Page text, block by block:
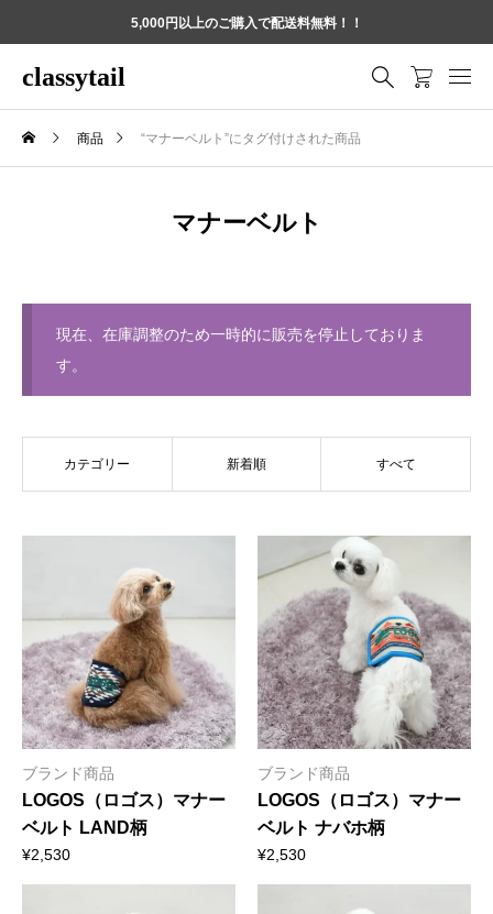
5,000円以上のご購入で配送料無料！！
classytail
商品 “マナーベルト”にタグ付けされた商品
マナーベルト
現在、在庫調整のため一時的に販売を停止しておりま
す。
カテゴリー 新着順 すべて
ブランド商品
LOGOS（ロゴス）マナー
ベルト LAND柄
¥2,530
ブランド商品
LOGOS（ロゴス）マナー
ベルト ナバホ柄
¥2,530